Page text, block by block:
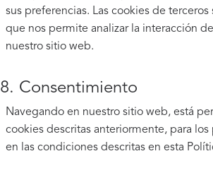
sus preferencias. Las cookies de terceros
que nos permite analizar la interacción
nuestro sitio web.
8. Consentimiento
Navegando en nuestro sitio web, está
cookies descritas anteriormente, para los
en las condiciones descritas en esta